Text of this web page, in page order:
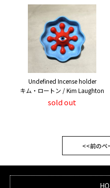
Undefined Incense holder
キム・ロートン / Kim Laughton
sold out
<<前のペ